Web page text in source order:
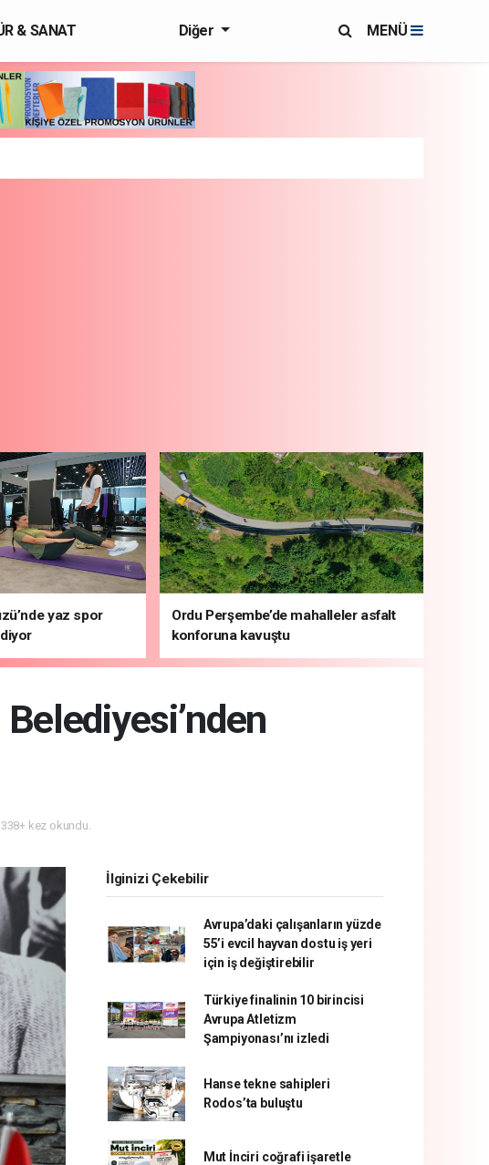
& SANAT
Diğer MENÜ
yaz spor
Ordu Perşembe’de mahalleler asfalt
konforuna kavuştu
kez okundu.
İlginizi Çekebilir
Avrupa’daki çalışanların yüzde
55’i evcil hayvan dostu iş yeri
için iş değiştirebilir
Türkiye finalinin 10 birincisi
Avrupa Atletizm
Şampiyonası’nı izledi
Hanse tekne sahipleri
Rodos’ta buluştu
Mut İnciri coğrafi işaretle